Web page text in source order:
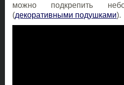
можно подкрепить
(декоративными подушками).